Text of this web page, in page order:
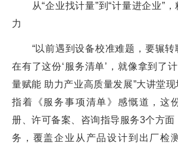
从“企业找计量”到“计量进企业”，
力
“以前遇到设备校准难题，要辗转
在有了这份‘服务清单’，就像拿到了
量赋能 助力产业高质量发展”大讲堂现
指着《服务事项清单》感慨道，这
册、许可备案、咨询指导服务3个方面
务，覆盖企业从产品设计到出厂检